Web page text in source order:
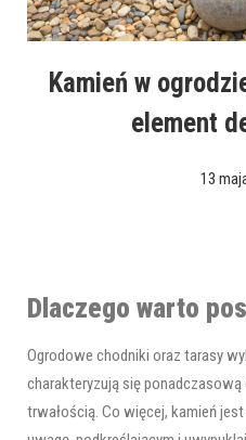
Kamień w
element
13
Dlaczego warto
Ogrodowe chodniki oraz tarasy
charakteryzują się ponadczasową
trwałością. Co więcej, kamień